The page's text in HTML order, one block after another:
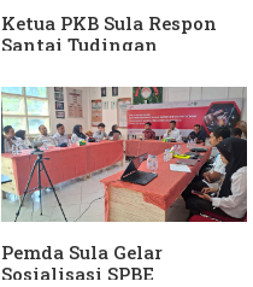
Ketua PKB Sula Respon
Santai Tudingan
Dia Kangen Saya
Pemda Sula Gelar
Sosialisasi SPBE